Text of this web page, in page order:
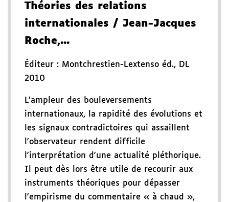
Théories des relations
internationales / Jean-Jacques
Roche,...
Éditeur : Montchrestien-Lextenso éd., DL
2010
L'ampleur des bouleversements
internationaux, la rapidité des évolutions et
les signaux contradictoires qui assaillent
l'observateur rendent difficile
l'interprétation d'une actualité pléthorique.
Il peut dès lors être utile de recourir aux
instruments théoriques pour dépasser
l'empirisme du commentaire « à chaud »,